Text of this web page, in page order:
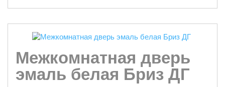
Межкомнатная дверь
эмаль белая Бриз ДГ